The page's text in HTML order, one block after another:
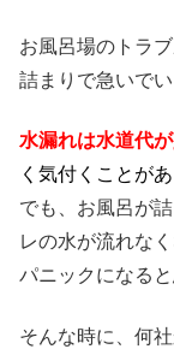
お風呂場のトラ
詰まりで急いで
水漏れは水道代
く気付くことが
でも、お風呂が
レの水が流れな
パニックになると
そんな時に、何